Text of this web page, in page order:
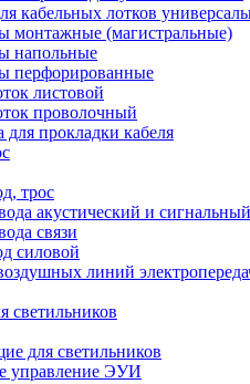
кабельных лотков
монтажные (магистральные)
напольные
перфорированные
листовой
проволочный
для прокладки кабеля
трос
акустический и сигнальный
связи
силовой
линий
светильников
для светильников
управление ЭУИ